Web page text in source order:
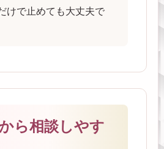
けで止めても大丈夫で
ら相談しやす